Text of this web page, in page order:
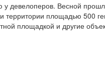
у девелоперов. Весной
территории площадью 500
площадкой и другие